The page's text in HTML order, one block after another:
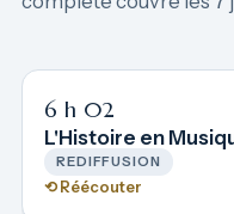
6 h 02
L'Histoire en
REDIFFUSION
⟲ Réécouter